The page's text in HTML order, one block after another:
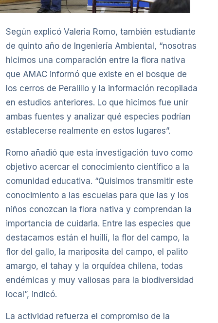
Según explicó Valeria Romo, también estudiante
de quinto año de Ingeniería Ambiental, “nosotras
hicimos una comparación entre la flora nativa
que AMAC informó que existe en el bosque de
los cerros de Peralillo y la información recopilada
en estudios anteriores. Lo que hicimos fue unir
ambas fuentes y analizar qué especies podrían
establecerse realmente en estos lugares”.
Romo añadió que esta investigación tuvo como
objetivo acercar el conocimiento científico a la
comunidad educativa. “Quisimos transmitir este
conocimiento a las escuelas para que las y los
niños conozcan la flora nativa y comprendan la
importancia de cuidarla. Entre las especies que
destacamos están el huillí, la flor del campo, la
flor del gallo, la mariposita del campo, el palito
amargo, el tahay y la orquídea chilena, todas
endémicas y muy valiosas para la biodiversidad
local”, indicó.
La actividad refuerza el compromiso de la